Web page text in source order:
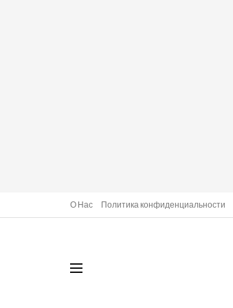
О Нас Политика конфиденциальности